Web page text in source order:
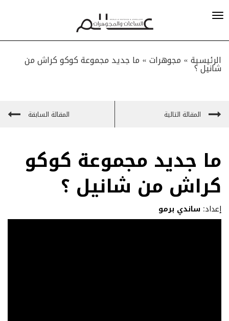
الرئيسية » مجوهرات» ما جديد مجموعة كوكو كراش من
شانيل ؟
المقالة التالية المقالة السابقة
ما جديد مجموعة كوكو
كراش من شانيل ؟
إعداد: ساندي برمو